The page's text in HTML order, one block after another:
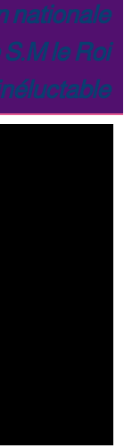
nationale
le Roi